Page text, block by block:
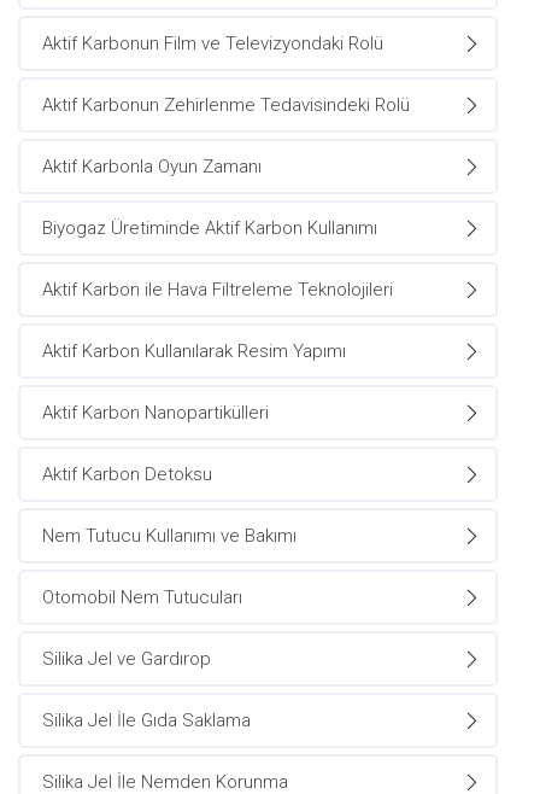
Aktif Karbonun Film ve Televizyondaki Rolü
Aktif Karbonun Zehirlenme Tedavisindeki Rolü
Aktif Karbonla Oyun Zamanı
Biyogaz Üretiminde Aktif Karbon Kullanımı
Aktif Karbon ile Hava Filtreleme Teknolojileri
Aktif Karbon Kullanılarak Resim Yapımı
Aktif Karbon Nanopartikülleri
Aktif Karbon Detoksu
Nem Tutucu Kullanımı ve Bakımı
Otomobil Nem Tutucuları
Silika Jel ve Gardırop
Silika Jel İle Gıda Saklama
Silika Jel İle Nemden Korunma